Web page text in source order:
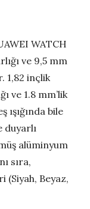
WATCH
ve 9,5 mm
1,82 inçlik
ve 1.8 mm’lik
bile
duyarlı
alüminyum
sıra,
(Siyah, Beyaz,